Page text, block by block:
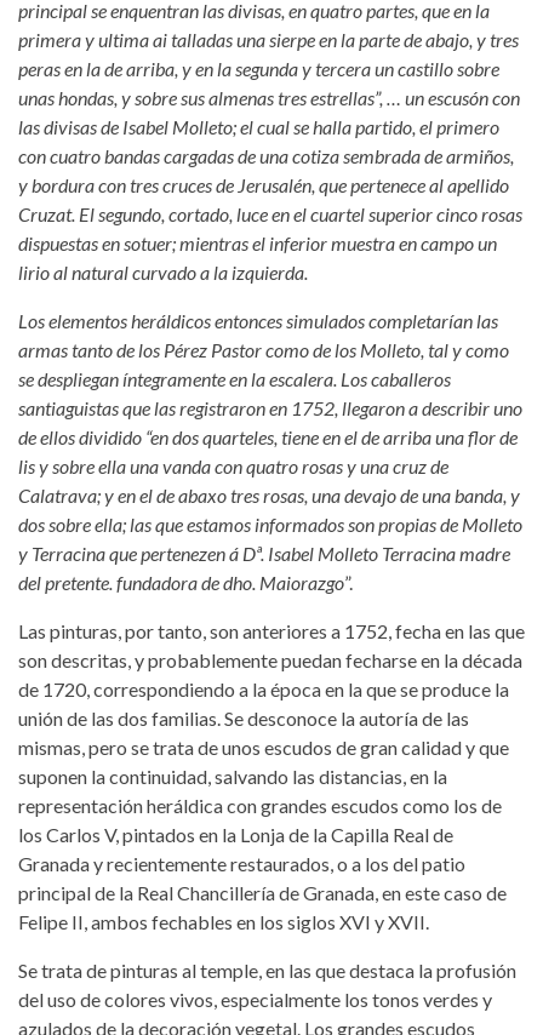
principal se enquentran las divisas, en quatro partes, que en la
primera y ultima ai talladas una sierpe en la parte de abajo, y tres
peras en la de arriba, y en la segunda y tercera un castillo sobre
unas hondas, y sobre sus almenas tres estrellas”, … un escusón con
las divisas de Isabel Molleto; el cual se halla partido, el primero
con cuatro bandas cargadas de una cotiza sembrada de armiños,
y bordura con tres cruces de Jerusalén, que pertenece al apellido
Cruzat. El segundo, cortado, luce en el cuartel superior cinco rosas
dispuestas en sotuer; mientras el inferior muestra en campo un
lirio al natural curvado a la izquierda.
Los elementos heráldicos entonces simulados completarían las
armas tanto de los Pérez Pastor como de los Molleto, tal y como
se despliegan íntegramente en la escalera. Los caballeros
santiaguistas que las registraron en 1752, llegaron a describir uno
de ellos dividido “en dos quarteles, tiene en el de arriba una flor de
lis y sobre ella una vanda con quatro rosas y una cruz de
Calatrava; y en el de abaxo tres rosas, una devajo de una banda, y
dos sobre ella; las que estamos informados son propias de Molleto
y Terracina que pertenezen á Dª. Isabel Molleto Terracina madre
del pretente. fundadora de dho. Maiorazgo”.
Las pinturas, por tanto, son anteriores a 1752, fecha en las que
son descritas, y probablemente puedan fecharse en la década
de 1720, correspondiendo a la época en la que se produce la
unión de las dos familias. Se desconoce la autoría de las
mismas, pero se trata de unos escudos de gran calidad y que
suponen la continuidad, salvando las distancias, en la
representación heráldica con grandes escudos como los de
los Carlos V, pintados en la Lonja de la Capilla Real de
Granada y recientemente restaurados, o a los del patio
principal de la Real Chancillería de Granada, en este caso de
Felipe II, ambos fechables en los siglos XVI y XVII.
Se trata de pinturas al temple, en las que destaca la profusión
del uso de colores vivos, especialmente los tonos verdes y
azulados de la decoración vegetal. Los grandes escudos